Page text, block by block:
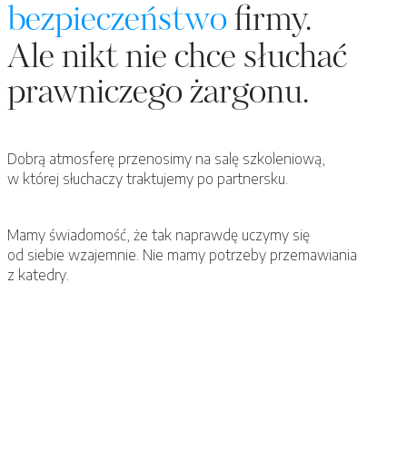
bezpieczeństwo firmy.
Ale nikt nie chce słuchać
prawniczego żargonu.
Dobrą atmosferę przenosimy na salę szkoleniową,
w której słuchaczy traktujemy po partnersku.
Mamy świadomość, że tak naprawdę uczymy się
od siebie wzajemnie. Nie mamy potrzeby przemawiania
z katedry.